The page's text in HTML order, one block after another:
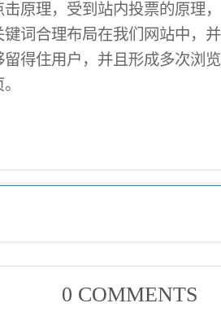
原理，受到站内投票的原理
词合理布局在我们网站中，
得住用户，并且形成多次浏
0 COMMENTS